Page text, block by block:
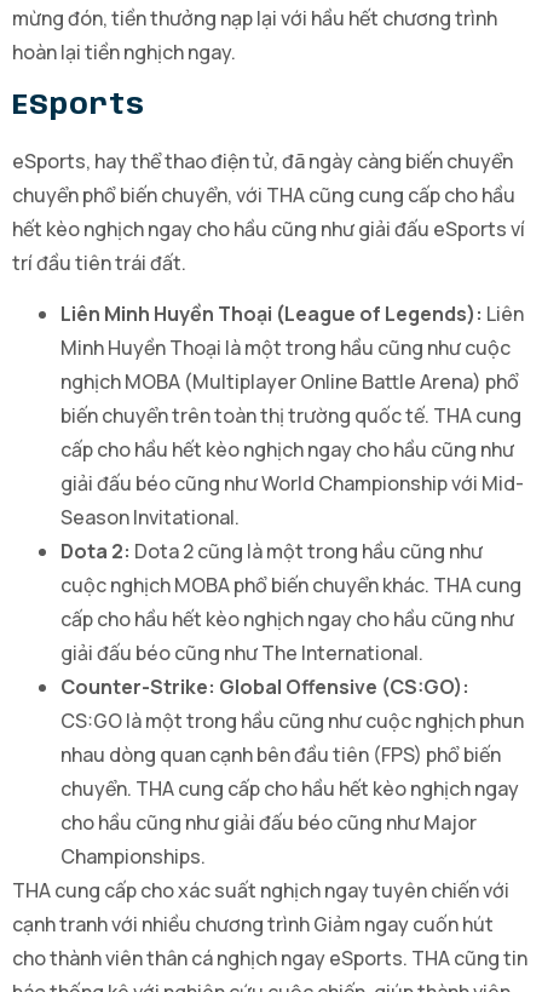
mừng đón, tiền thưởng nạp lại với hầu hết chương trình
hoàn lại tiền nghịch ngay.
ESports
eSports, hay thể thao điện tử, đã ngày càng biến chuyển
chuyển phổ biến chuyển, với THA cũng cung cấp cho hầu
hết kèo nghịch ngay cho hầu cũng như giải đấu eSports ví
trí đầu tiên trái đất.
Liên Minh Huyền Thoại (League of Legends): Liên
Minh Huyền Thoại là một trong hầu cũng như cuộc
nghịch MOBA (Multiplayer Online Battle Arena) phổ
biến chuyển trên toàn thị trường quốc tế. THA cung
cấp cho hầu hết kèo nghịch ngay cho hầu cũng như
giải đấu béo cũng như World Championship với Mid-
Season Invitational.
Dota 2: Dota 2 cũng là một trong hầu cũng như
cuộc nghịch MOBA phổ biến chuyển khác. THA cung
cấp cho hầu hết kèo nghịch ngay cho hầu cũng như
giải đấu béo cũng như The International.
Counter-Strike: Global Offensive (CS:GO):
CS:GO là một trong hầu cũng như cuộc nghịch phun
nhau dòng quan cạnh bên đầu tiên (FPS) phổ biến
chuyển. THA cung cấp cho hầu hết kèo nghịch ngay
cho hầu cũng như giải đấu béo cũng như Major
Championships.
THA cung cấp cho xác suất nghịch ngay tuyên chiến với
cạnh tranh với nhiều chương trình Giảm ngay cuốn hút
cho thành viên thân cá nghịch ngay eSports. THA cũng tin